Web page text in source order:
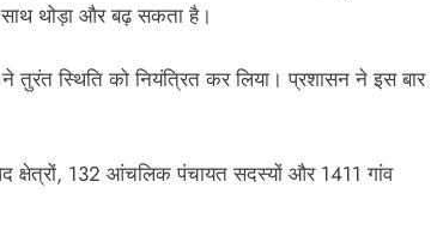
थोड़ा और बढ़ सकता है।
तुरंत स्थिति को नियंत्रित कर लिया। प्रशासन ने इस बार
क्षेत्रों, 132 आंचलिक पंचायत सदस्यों और 1411 गांव